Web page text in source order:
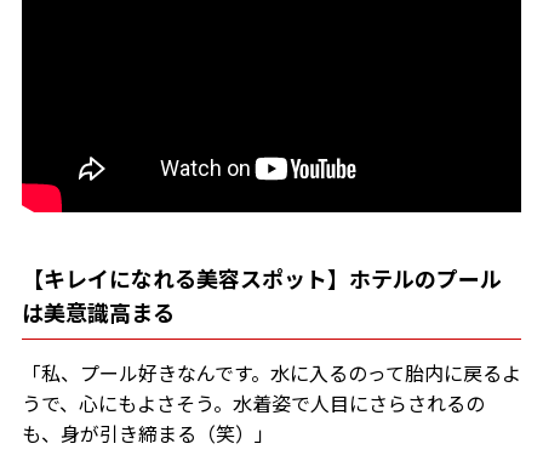
【キレイになれる美容スポット】ホテルのプール
は美意識高まる
「私、プール好きなんです。水に入るのって胎内に戻るよ
うで、心にもよさそう。水着姿で人目にさらされるの
も、身が引き締まる（笑）」